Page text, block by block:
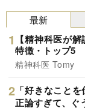
最新
【精神科医が
特徴・トップ5
精神科医 Tomy
「好きなこと
正論すぎて、ぐ